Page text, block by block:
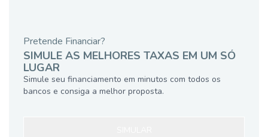
Pretende Financiar?
SIMULE AS MELHORES TAXAS EM UM SÓ
LUGAR
Simule seu financiamento em minutos com todos os
bancos e consiga a melhor proposta.